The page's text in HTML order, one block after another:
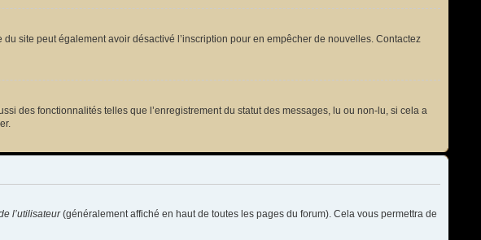
site peut également avoir désactivé l’inscription pour en empêcher de nouvelles. Contactez
des fonctionnalités telles que l’enregistrement du statut des messages, lu ou non-lu, si cela a
l’utilisateur(généralement affiché en haut de toutes les pages du forum). Cela vous permettra de